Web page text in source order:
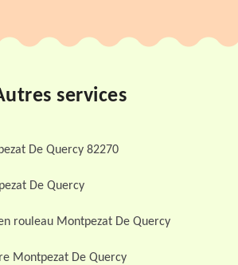
services
De Quercy 82270
De Quercy
rouleau Montpezat De Quercy
Montpezat De Quercy